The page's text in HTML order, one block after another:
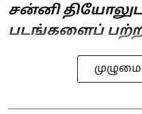
சன்னி
படங்களைப் பற்றி